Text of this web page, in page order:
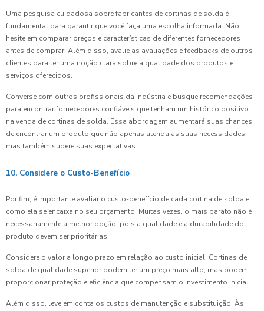
Uma pesquisa cuidadosa sobre fabricantes de cortinas de solda é
fundamental para garantir que você faça uma escolha informada. Não
hesite em comparar preços e características de diferentes fornecedores
antes de comprar. Além disso, avalie as avaliações e feedbacks de outros
clientes para ter uma noção clara sobre a qualidade dos produtos e
serviços oferecidos.
Converse com outros profissionais da indústria e busque recomendações
para encontrar fornecedores confiáveis que tenham um histórico positivo
na venda de cortinas de solda. Essa abordagem aumentará suas chances
de encontrar um produto que não apenas atenda às suas necessidades,
mas também supere suas expectativas.
10. Considere o Custo-Benefício
Por fim, é importante avaliar o custo-benefício de cada cortina de solda e
como ela se encaixa no seu orçamento. Muitas vezes, o mais barato não é
necessariamente a melhor opção, pois a qualidade e a durabilidade do
produto devem ser prioritárias.
Considere o valor a longo prazo em relação ao custo inicial. Cortinas de
solda de qualidade superior podem ter um preço mais alto, mas podem
proporcionar proteção e eficiência que compensam o investimento inicial.
Além disso, leve em conta os custos de manutenção e substituição. Às